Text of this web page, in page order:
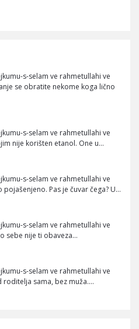
s-selam ve rahmetullahi ve
se obratite nekome koga lično
s-selam ve rahmetullahi ve
nije korišten etanol. One u…
s-selam ve rahmetullahi ve
Pas je čuvar čega? U…
s-selam ve rahmetullahi ve
sebe nije ti obaveza…
s-selam ve rahmetullahi ve
sama, bez muža.…